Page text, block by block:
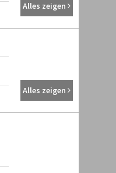
Alles zeigen
Alles zeigen